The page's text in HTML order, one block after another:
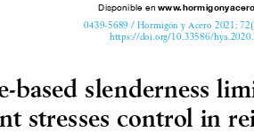
based slenderness
stresses control in
0439-5689 / Hormigón y Acero 2021;
https://doi.org/10.33586/
Disponible en